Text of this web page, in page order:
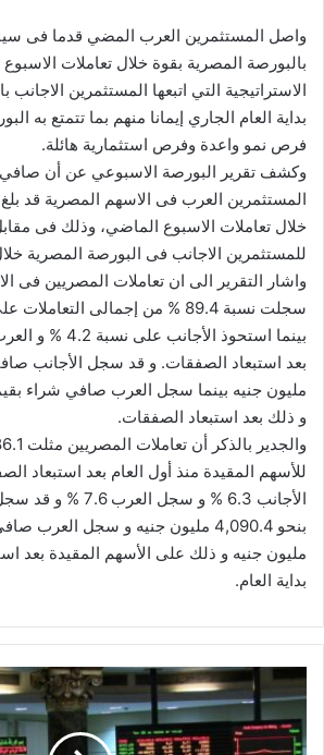
واصل المستثمرين العرب المضي قدما فى
بالبورصة المصرية بقوة خلال تعاملات
الاستراتيجية التي اتبعها المستثمرين
بداية العام الجاري إيمانا منهم بما تتمتع به
فرص نمو واعدة وفرص استثمارية هائلة.
وكشف تقرير البورصة الاسبوعي عن أن
خلال تعاملات الاسبوع الماضي، وذلك فى
للمستثمرين الاجانب فى البورصة المصرية
واشار التقرير الى ان تعاملات المصريين فى
سجلت نسبة 89.4 % من إجمالى
و ذلك بعد استبعاد الصفقات.
للأسهم المقيدة منذ أول العام بعد استبعاد
الأجانب 6.3 % و سجل
مليون جنيه و ذلك على الأسهم المقيدة بعد
بداية العام.
10
مليارات
جنيه
مكاسب